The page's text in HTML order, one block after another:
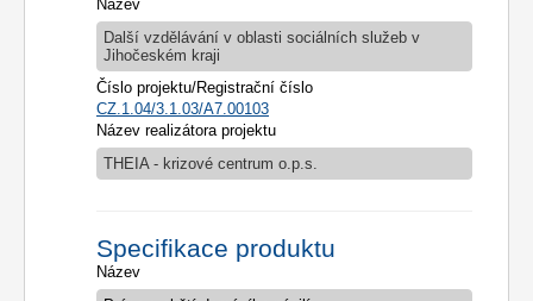
Název
Další vzdělávání v oblasti sociálních služeb v
Jihočeském kraji
Číslo projektu/Registrační číslo
CZ.1.04/3.1.03/A7.00103
Název realizátora projektu
THEIA - krizové centrum o.p.s.
Specifikace produktu
Název